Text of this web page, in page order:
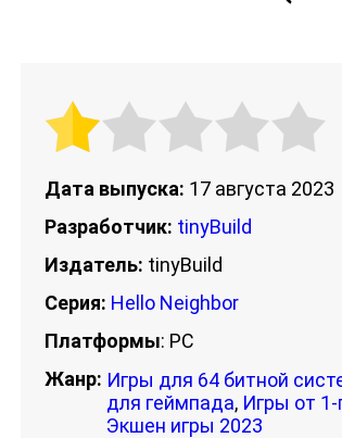
Дата выпуска: 17 августа 2023
Разработчик: tinyBuild
Издатель: tinyBuild
Серия: Hello Neighbor
Платформы: PC
Жанр: Игры для 64 битной
для геймпада, Игры от 1-
Экшен игры 2023